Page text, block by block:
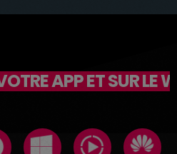
APP ET SUR LE